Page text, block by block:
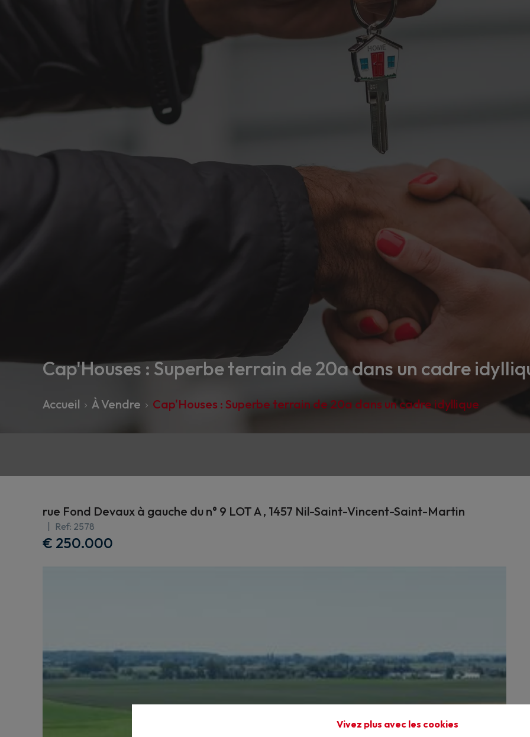
Vivez plus avec les cookies
Cap'Houses : Superbe terrain de 20a dans un cadre
Accueil À Vendre Cap'Houses : Superbe terrain de 20a dans un cadre idyllique
rue Fond Devaux à gauche du n° 9 LOT A , 1457 Nil-Saint-Vincent-Saint-Martin
Ref: 2578
€ 250.000